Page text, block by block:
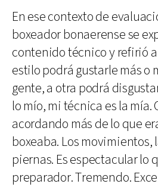
En ese contexto de
boxeador bonaerense se
contenido técnico y refirió
estilo podrá gustarle más o
gente, a otra podrá
lo mío, mi técnica es la mía.
acordando más de lo que
boxeaba. Los movimientos,
piernas. Es espectacular lo
preparador. Tremendo.